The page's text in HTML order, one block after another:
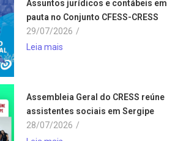
Assuntos jurídicos e contábeis em
pauta no Conjunto CFESS-CRESS
29/07/2026 /
Leia mais
Assembleia Geral do CRESS reúne
assistentes sociais em Sergipe
28/07/2026 /